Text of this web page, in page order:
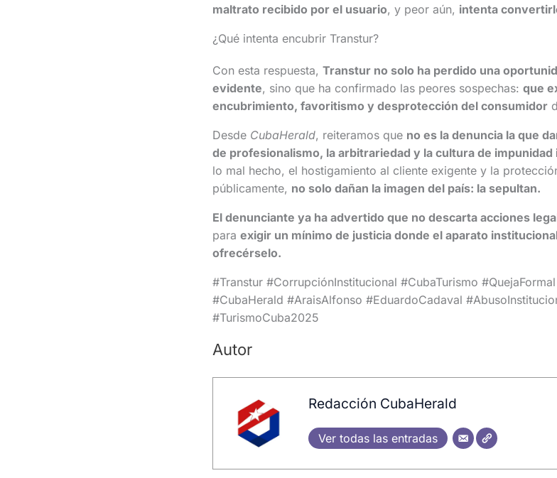
maltrato recibido por el usuario, y peor aún, intenta
¿Qué intenta encubrir Transtur?
Con esta respuesta, Transtur no solo ha perdido una
evidente, sino que ha confirmado las peores sospechas: que
encubrimiento, favoritismo y desprotección del consumidor
Desde CubaHerald, reiteramos que no es la denuncia la que
de profesionalismo, la arbitrariedad y la cultura de
lo mal hecho, el hostigamiento al cliente exigente y la
públicamente, no solo dañan la imagen del país: la sepultan.
El denunciante ya ha advertido que no descarta acciones
para exigir un mínimo de justicia donde el aparato
ofrecérselo.
#Transtur #CorrupciónInstitucional #CubaTurismo
#CubaHerald #AraisAlfonso #EduardoCadaval
#TurismoCuba2025
Autor
Redacción CubaHerald
Ver todas las entradas